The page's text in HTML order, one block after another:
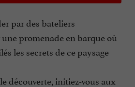
par des bateliers
promenade en barque où
les secrets de ce paysage
découverte, initiez-vous aux